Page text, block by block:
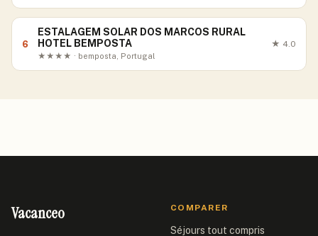
6
ESTALAGEM SOLAR DOS MARCOS RURAL
HOTEL BEMPOSTA
★★★★ · bemposta, Portugal
★ 4.0
Vacanceo COMPARER
Séjours tout compris